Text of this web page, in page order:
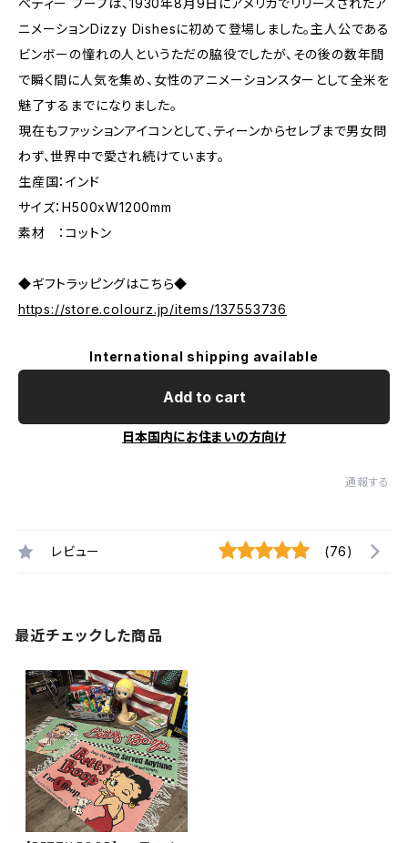
ベティー ブープは、1930年8月9日にアメリカでリリースされたア
ニメーションDizzy Dishesに初めて登場しました。主人公である
ビンボーの憧れの人というただの脇役でしたが、その後の数年間
で瞬く間に人気を集め、女性のアニメーションスターとして全米を
魅了するまでになりました。
現在もファッションアイコンとして、ティーンからセレブまで男女問
わず、世界中で愛され続けています。
生産国：インド
サイズ：H500xW1200mm
素材 ：コットン
◆ギフトラッピングはこちら◆
https://store.colourz.jp/items/137553736
International shipping available
Add to cart
日本国内にお住まいの方向け
通報する
レビュー (76)
最近チェックした商品